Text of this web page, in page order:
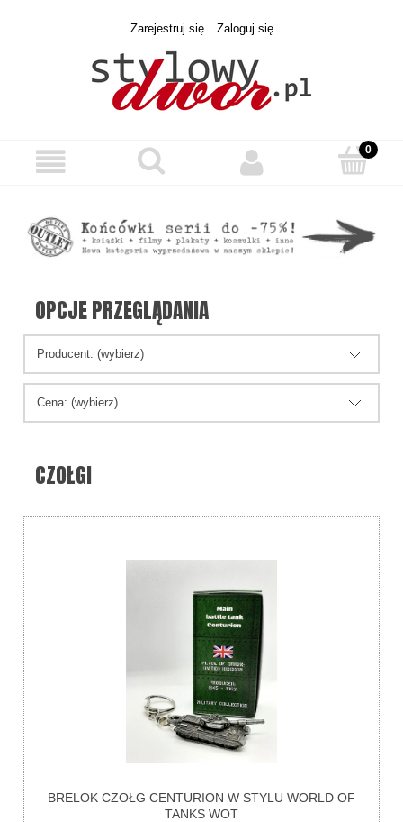
Zarejestruj się Zaloguj się
OPCJE PRZEGLĄDANIA
Producent: (wybierz)
Cena: (wybierz)
CZOŁGI
BRELOK CZOŁG CENTURION W STYLU WORLD OF
TANKS WOT